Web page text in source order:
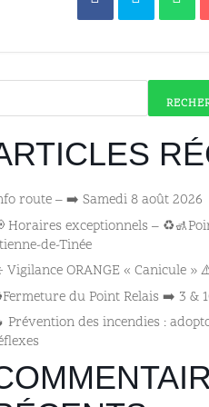
route – ➡️ Samedi 8 août 2026
Horaires exceptionnels –
de-Tinée
Vigilance ORANGE « Canicule »
du Point Relais ➡️​ 3 &
Prévention des incendies :